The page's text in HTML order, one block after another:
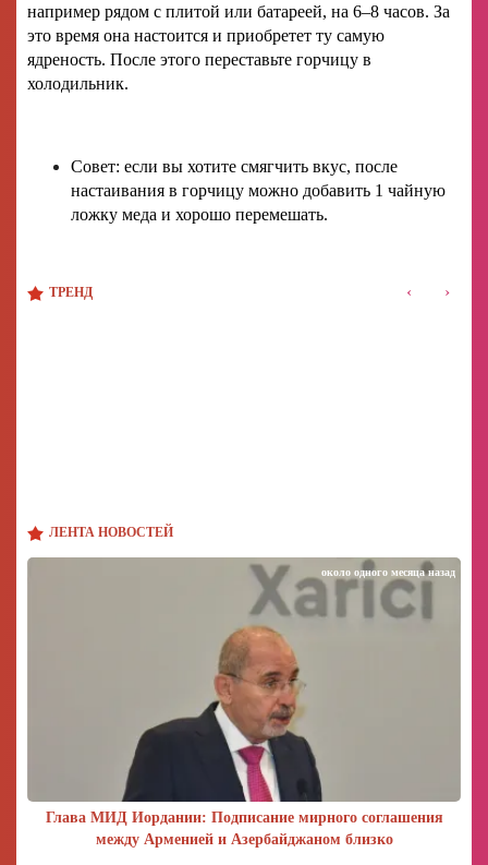
ЛЕНТА НОВОСТЕЙ
Глава МИД Иордании: Подписание мирного соглашения
между Арменией и Азербайджаном близко
около одного месяца назад
например рядом с плитой или батареей, на 6–8 часов. За
это время она настоится и приобретет ту самую
ядреность. После этого переставьте горчицу в
холодильник.
Совет: если вы хотите смягчить вкус, после
настаивания в горчицу можно добавить 1 чайную
ложку меда и хорошо перемешать.
ТРЕНД ‹ ›